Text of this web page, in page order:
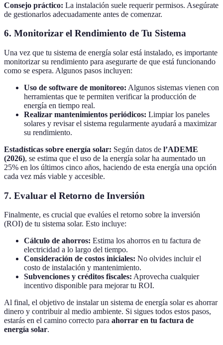
Consejo práctico: La instalación suele requerir permisos. Asegúrate
de gestionarlos adecuadamente antes de comenzar.
6. Monitorizar el Rendimiento de Tu Sistema
Una vez que tu sistema de energía solar está instalado, es importante
monitorizar su rendimiento para asegurarte de que está funcionando
como se espera. Algunos pasos incluyen:
Uso de software de monitoreo: Algunos sistemas vienen con
herramientas que te permiten verificar la producción de
energía en tiempo real.
Realizar mantenimientos periódicos: Limpiar los paneles
solares y revisar el sistema regularmente ayudará a maximizar
su rendimiento.
Estadísticas sobre energía solar: Según datos de l’ADEME
(2026), se estima que el uso de la energía solar ha aumentado un
25% en los últimos cinco años, haciendo de esta energía una opción
cada vez más viable y accesible.
7. Evaluar el Retorno de Inversión
Finalmente, es crucial que evalúes el retorno sobre la inversión
(ROI) de tu sistema solar. Esto incluye:
Cálculo de ahorros: Estima los ahorros en tu factura de
electricidad a lo largo del tiempo.
Consideración de costos iniciales: No olvides incluir el
costo de instalación y mantenimiento.
Subvenciones y créditos fiscales: Aprovecha cualquier
incentivo disponible para mejorar tu ROI.
Al final, el objetivo de instalar un sistema de energía solar es ahorrar
dinero y contribuir al medio ambiente. Si sigues todos estos pasos,
estarás en el camino correcto para ahorrar en tu factura de
energía solar.